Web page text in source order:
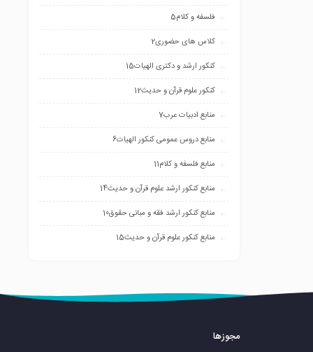
فلسفه و کلام5
کلاس های حضوری2
کنکور ارشد و دکتری الهیات15
کنکور علوم قرآن و حدیث12
منابع ادبیات عرب7
منابع دروس عمومی کنکور الهیات6
منابع فلسفه و کلام11
منابع کنکور ارشد علوم قرآن و حدیث14
منابع کنکور ارشد فقه و مبانی حقوق10
منابع کنکور علوم قرآن و حدیث15
مجوزها